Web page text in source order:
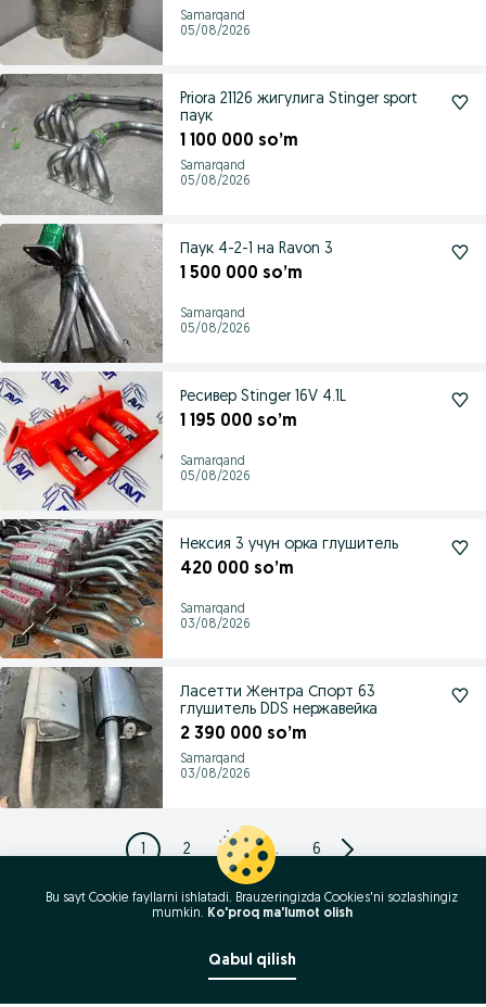
Samarqand
05/08/2026
Priora 21126 жигулига Stinger sport
паук
1 100 000 so’m
Samarqand
05/08/2026
Паук 4-2-1 на Ravon 3
1 500 000 so’m
Samarqand
05/08/2026
Ресивер Stinger 16V 4.1L
1 195 000 so’m
Samarqand
05/08/2026
Нексия 3 учун орка глушитель
420 000 so’m
Samarqand
03/08/2026
Ласетти Жентра Спорт 63
глушитель DDS нержавейка
2 390 000 so’m
Samarqand
03/08/2026
1 2 3 ... 6
Bu sayt Cookie fayllarni ishlatadi. Brauzeringizda Cookies'ni sozlashingiz
mumkin. Ko'proq ma'lumot olish
Qabul qilish